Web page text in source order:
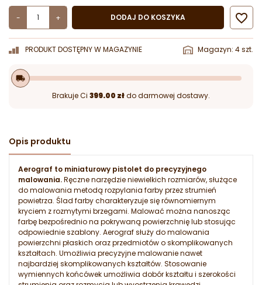
- + DODAJ DO KOSZYKA 
PRODUKT DOSTĘPNY W MAGAZYNIE Magazyn: 4 szt.
local_shipping
Brakuje Ci 399.00 złdo darmowej dostawy.
Opis produktu
Aerograf to miniaturowy pistolet do precyzyjnego
malowania.Ręczne narzędzie niewielkich rozmiarów, służące
do malowania metodą rozpylania farby przez strumień
powietrza. Ślad farby charakteryzuje się równomiernym
kryciem z rozmytymi brzegami. Malować można nanosząc
farbę bezpośredniona pokrywaną powierzchnię lub stosując
odpowiednie szablony. Aerograf służy do malowania
powierzchni płaskich oraz przedmiotów o skomplikowanych
kształtach. Umożliwia precyzyjne malowanie nawet
najbardziej skomplikowanych kształtów. Stosowanie
wymiennych końcówek umożliwia dobór kształtu i szerokości